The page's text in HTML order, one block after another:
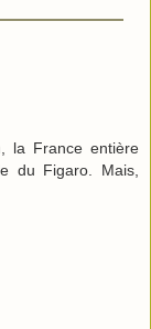
la France entière
du Figaro. Mais,